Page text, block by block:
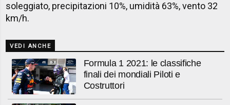
soleggiato, precipitazioni 10%, umidità 63%, vento 32
km/h.
VEDI ANCHE
Formula 1 2021: le classifiche
finali dei mondiali Piloti e
Costruttori